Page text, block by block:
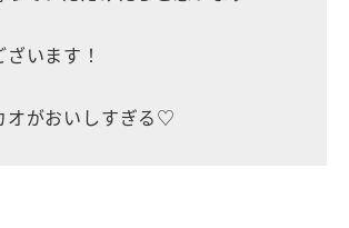
います！
オがおいしすぎる♡